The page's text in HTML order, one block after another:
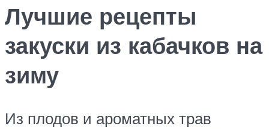
Лучшие рецепты
закуски из кабачков на
зиму
Из плодов и ароматных трав